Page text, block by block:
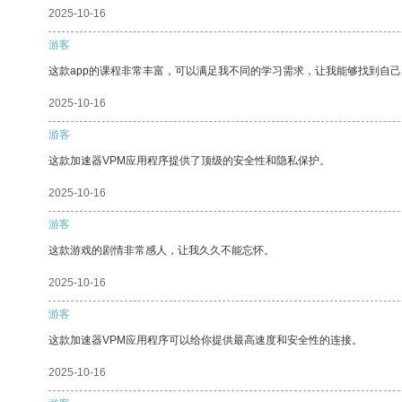
2025-10-16
游客
这款app的课程非常丰富，可以满足我不同的学习需求，让我能够找到自己
2025-10-16
游客
这款加速器VPM应用程序提供了顶级的安全性和隐私保护。
2025-10-16
游客
这款游戏的剧情非常感人，让我久久不能忘怀。
2025-10-16
游客
这款加速器VPM应用程序可以给你提供最高速度和安全性的连接。
2025-10-16